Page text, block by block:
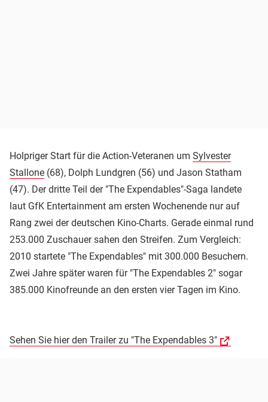
Holpriger Start für die Action-Veteranen um Sylvester
Stallone (68), Dolph Lundgren (56) und Jason Statham
(47). Der dritte Teil der "The Expendables"-Saga landete
laut GfK Entertainment am ersten Wochenende nur auf
Rang zwei der deutschen Kino-Charts. Gerade einmal rund
253.000 Zuschauer sahen den Streifen. Zum Vergleich:
2010 startete "The Expendables" mit 300.000 Besuchern.
Zwei Jahre später waren für "The Expendables 2" sogar
385.000 Kinofreunde an den ersten vier Tagen im Kino.
Sehen Sie hier den Trailer zu "The Expendables 3"